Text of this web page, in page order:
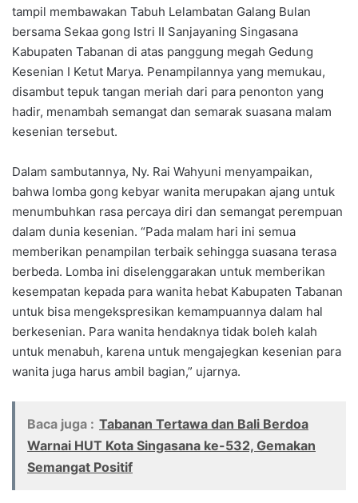
tampil membawakan Tabuh Lelambatan Galang Bulan
bersama Sekaa gong Istri II Sanjayaning Singasana
Kabupaten Tabanan di atas panggung megah Gedung
Kesenian I Ketut Marya. Penampilannya yang memukau,
disambut tepuk tangan meriah dari para penonton yang
hadir, menambah semangat dan semarak suasana malam
kesenian tersebut.
Dalam sambutannya, Ny. Rai Wahyuni menyampaikan,
bahwa lomba gong kebyar wanita merupakan ajang untuk
menumbuhkan rasa percaya diri dan semangat perempuan
dalam dunia kesenian. “Pada malam hari ini semua
memberikan penampilan terbaik sehingga suasana terasa
berbeda. Lomba ini diselenggarakan untuk memberikan
kesempatan kepada para wanita hebat Kabupaten Tabanan
untuk bisa mengekspresikan kemampuannya dalam hal
berkesenian. Para wanita hendaknya tidak boleh kalah
untuk menabuh, karena untuk mengajegkan kesenian para
wanita juga harus ambil bagian,” ujarnya.
Baca juga : Tabanan Tertawa dan Bali Berdoa
Warnai HUT Kota Singasana ke-532, Gemakan
Semangat Positif